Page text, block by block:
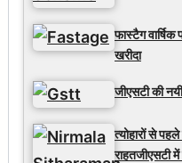
फास्टैग
खरीदा
जीएसटी की
त्योहारों से
राहतजीएसटी